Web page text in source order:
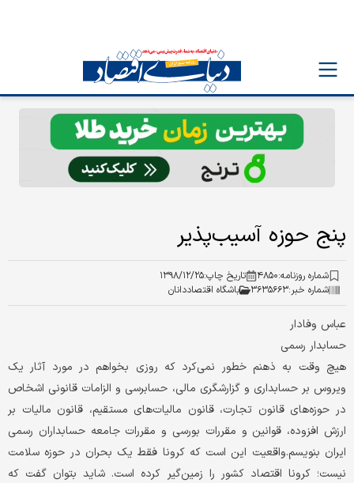
پنج حوزه آسیب‌پذیر
شماره روزنامه:۴۸۵۰ تاریخ چاپ:۱۳۹۸/۱۲/۲۵
شماره خبر:۳۶۳۵۶۶۳ باشگاه اقتصاددانان
عباس وفادار
حسابدار رسمی
هیچ وقت به ذهنم خطور نمی‌کرد که روزی بخواهم در مورد آثار یک
ویروس بر حسابداری و گزارشگری مالی، حسابرسی و الزامات قانونی اشخاص
در حوزه‌های قانون تجارت، قانون مالیات‌های مستقیم، قانون مالیات بر
ارزش افزوده، قوانین و مقررات بورسی و مقررات جامعه حسابداران رسمی
ایران بنویسم.واقعیت این است که کرونا فقط یک بحران در حوزه سلامت
نیست؛ کرونا اقتصاد کشور را زمین‌گیر کرده است. شاید بتوان گفت که